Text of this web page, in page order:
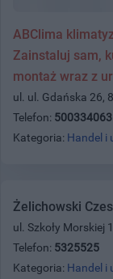
ABClima
Zainstaluj sam,
montaż wraz z
ul. ul. Gdańska 26,
Telefon: 500334063
Kategoria: Handel i
Żelichowski
ul. Szkoły Morskiej
Telefon: 5325525
Kategoria: Handel i